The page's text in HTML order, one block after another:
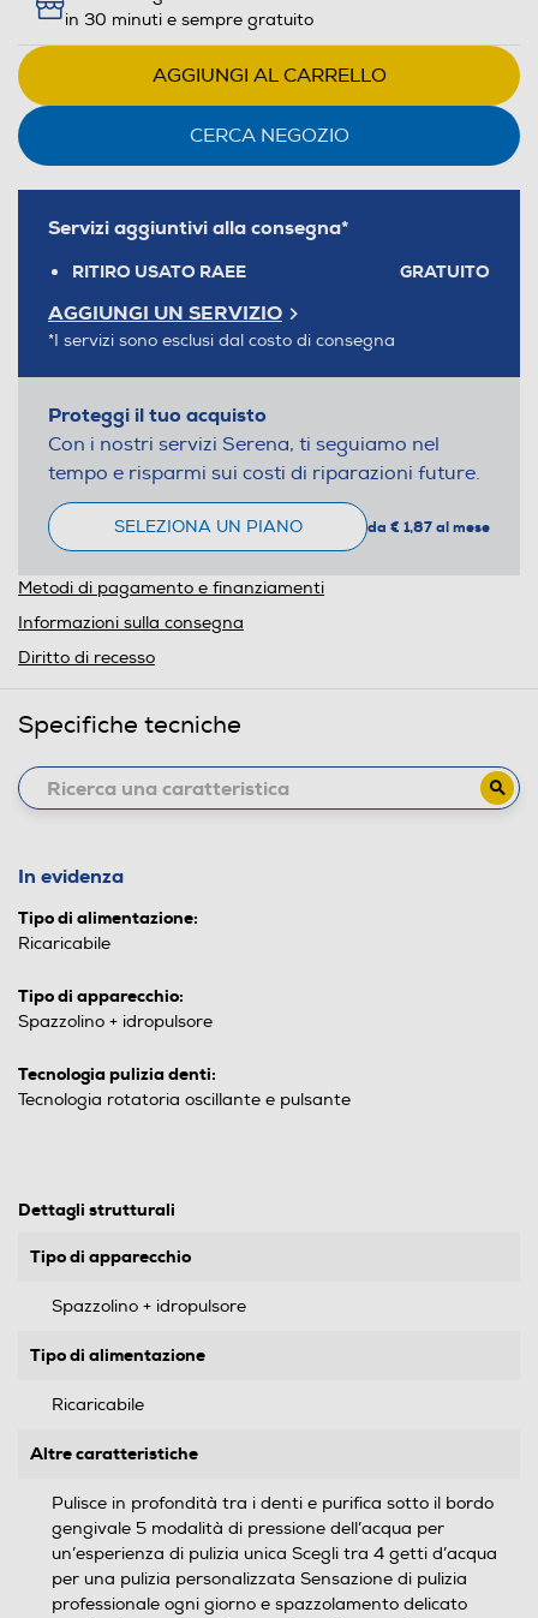
in 30 minuti e sempre gratuito
AGGIUNGI AL CARRELLO
CERCA NEGOZIO
Servizi aggiuntivi alla consegna*
RITIRO USATO RAEE GRATUITO
AGGIUNGI UN SERVIZIO
*I servizi sono esclusi dal costo di consegna
Proteggi il tuo acquisto
Con i nostri servizi Serena, ti seguiamo nel
tempo e risparmi sui costi di riparazioni future.
SELEZIONA UN PIANO da € 1,87 al mese
Metodi di pagamento e finanziamenti
Informazioni sulla consegna
Diritto di recesso
Specifiche tecniche
In evidenza
Tipo di alimentazione:
Ricaricabile
Tipo di apparecchio:
Spazzolino + idropulsore
Tecnologia pulizia denti:
Tecnologia rotatoria oscillante e pulsante
Dettagli strutturali
Tipo di apparecchio
Spazzolino + idropulsore
Tipo di alimentazione
Ricaricabile
Altre caratteristiche
Pulisce in profondità tra i denti e purifica sotto il bordo
gengivale 5 modalità di pressione dell’acqua per
un’esperienza di pulizia unica Scegli tra 4 getti d’acqua
per una pulizia personalizzata Sensazione di pulizia
professionale ogni giorno e spazzolamento delicato